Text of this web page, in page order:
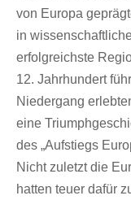
von Europa
in
erfolgreichste
12. Jahrhundert
Niedergang
eine Triumph
des „Aufstiegs
Nicht zuletzt die
hatten teuer dafür